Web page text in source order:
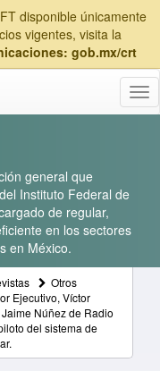
disponible únicamente
vigentes, visita la
gob.mx/crt
general que
Instituto Federal de
de regular,
en los sectores
en México.
Otros
Ejecutivo, Víctor
Núñez de Radio
del sistema de